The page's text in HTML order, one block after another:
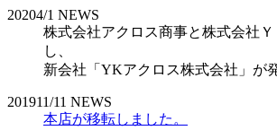
20204/1 NEWS
株式会社アクロス商事と株式会社
し、
新会社「YKアクロス株式会社」が
201911/11 NEWS
本店が移転しました。